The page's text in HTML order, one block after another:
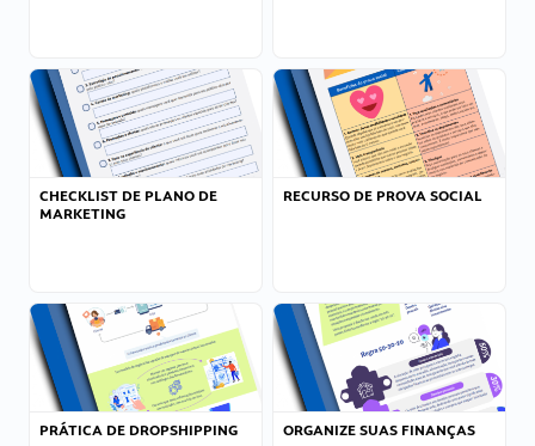
CHECKLIST DE PLANO DE
MARKETING
RECURSO DE PROVA SOCIAL
PRÁTICA DE DROPSHIPPING ORGANIZE SUAS FINANÇAS